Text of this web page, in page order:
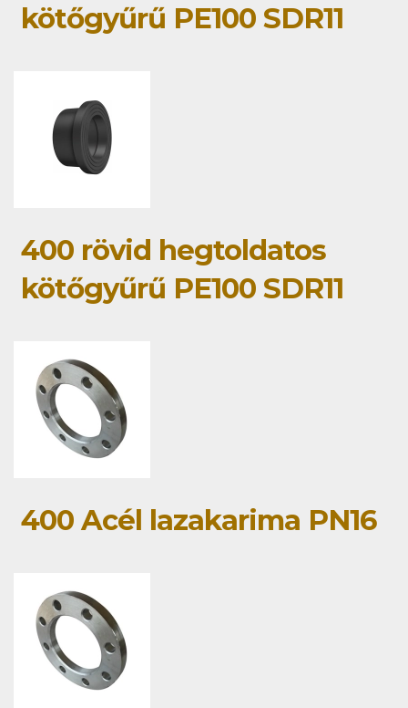
kötőgyűrű PE100 SDR11
400 rövid hegtoldatos
kötőgyűrű PE100 SDR11
400 Acél lazakarima PN16